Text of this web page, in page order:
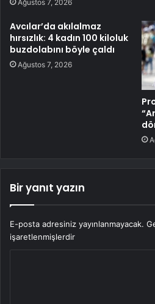
Ağustos 7, 2026
Avcılar’da akılalmaz
hırsızlık: 4 kadın 100 kiloluk
buzdolabını böyle çaldı
Ağustos 7, 2026
Bir yanıt yazın
E-posta adresiniz yayınlanmayacak.
işaretlenmişlerdir